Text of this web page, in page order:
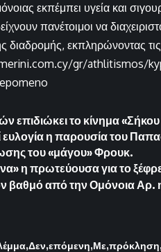
εκπέμπει υγεία και
πανέτοιμοι να
διαδρομής, εκπληρώνοντας
gr/athlitismos/
επιδιώκει το κίνημα
η παρουσία του
του «μάγου» Φρουκ.
η πρωτεύουσα για το
βαθμό από την Ομόνοια Αρ.
Δεν επόμενη Με πρόκληση